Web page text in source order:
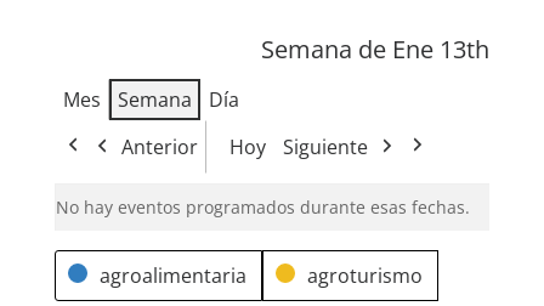
Semana de Ene 13th
Mes Semana
Día
Anterior
Hoy Siguiente
No hay eventos programados durante esas fechas.
Categoríasagroalimentaria agroturismo